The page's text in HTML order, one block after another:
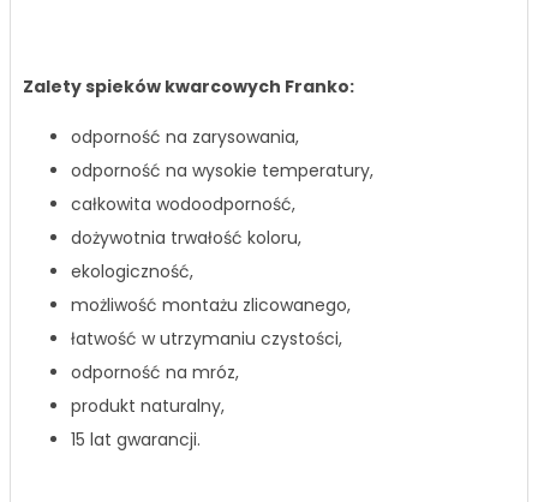
Zalety spieków kwarcowych Franko:
odporność na zarysowania,
odporność na wysokie temperatury,
całkowita wodoodporność,
dożywotnia trwałość koloru,
ekologiczność,
możliwość montażu zlicowanego,
łatwość w utrzymaniu czystości,
odporność na mróz,
produkt naturalny,
15 lat gwarancji.